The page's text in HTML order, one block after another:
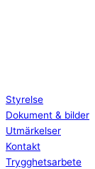
Styrelse
Dokument & bilder
Utmärkelser
Kontakt
Trygghetsarbete